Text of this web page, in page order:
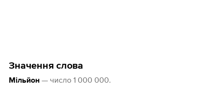
Значення слова
Мільйон— число 1 000 000.